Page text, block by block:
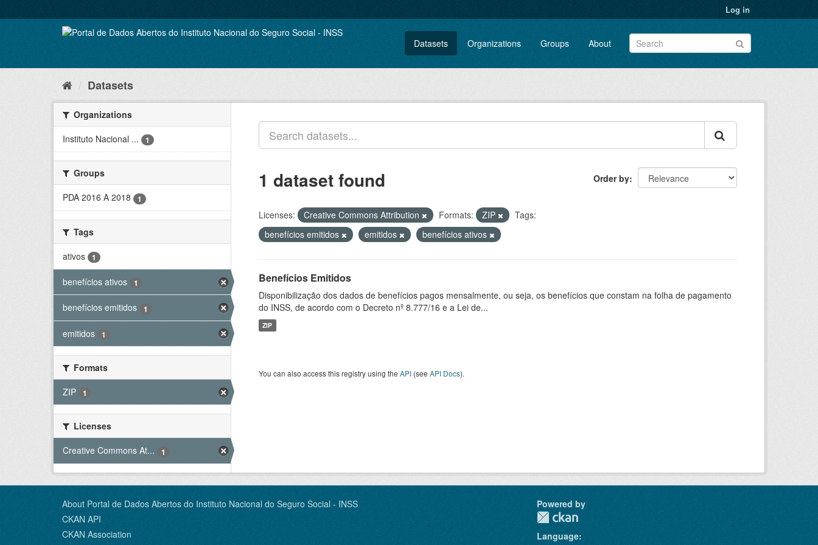
to
Log in
Datasets Organizations Groups About
Datasets
Organizations
Instituto Nacional ...
1
Groups
PDA 2016 A 2018
1
Tags
ativos
1
benefícios ativos 1
benefícios emitidos 1
emitidos 1
Formats
ZIP
1
Licenses
Creative Commons At...
1
Order by
1 dataset found
Licenses: Creative Commons Attribution Formats: ZIP
Tags:
benefícios emitidos
emitidos benefícios ativos
Benefícios Emitidos
Disponibilização dos dados de benefícios pagos mensalmente, ou seja, os benefícios que constam na folha de pagamento
do INSS, de acordo com o Decreto nº 8.777/16 e a Lei de...
ZIP
You can also access this registry using the API (see API Docs).
About Portal de Dados Abertos do Instituto Nacional do Seguro Social - INSS
CKAN API
CKAN Association
Powered by
Language